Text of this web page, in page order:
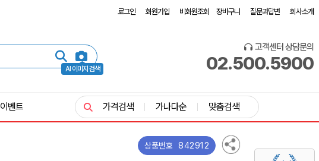
로그인 회원가입 비회원조회 장바구니 질문과답변 회사소개
AI 이미지 검색
고객센터 상담문의
02.500.5900
이벤트 가격검색 가나다순 맞춤검색
상품번호 842912